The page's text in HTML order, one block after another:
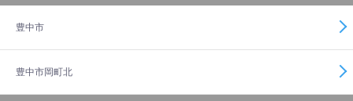
豊中市
豊中市岡町北